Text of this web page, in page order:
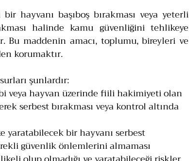
hayvanı başıboş bırakması veya yeterli
halinde kamu güvenliğini tehlikeye
maddenin amacı, toplumu, bireyleri ve
korumaktır.
şunlardır:
veya hayvan üzerinde fiili hakimiyeti olan
serbest bırakması veya kontrol altında
yaratabilecek bir hayvanı serbest
güvenlik önlemlerini almaması